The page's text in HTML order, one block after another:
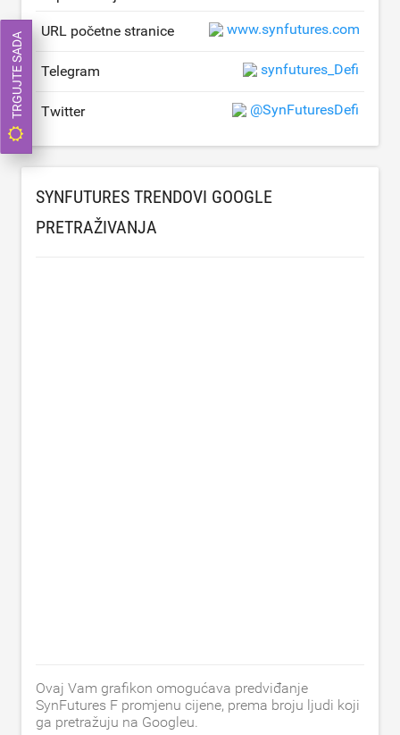
URL početne stranice www.synfutures.com
Telegram synfutures_Defi
Twitter @SynFuturesDefi
SYNFUTURES TRENDOVI GOOGLE
PRETRAŽIVANJA
Ovaj Vam grafikon omogućava predviđanje
SynFutures F promjenu cijene, prema broju ljudi koji
ga pretražuju na Googleu.
TRGUJTE SADA